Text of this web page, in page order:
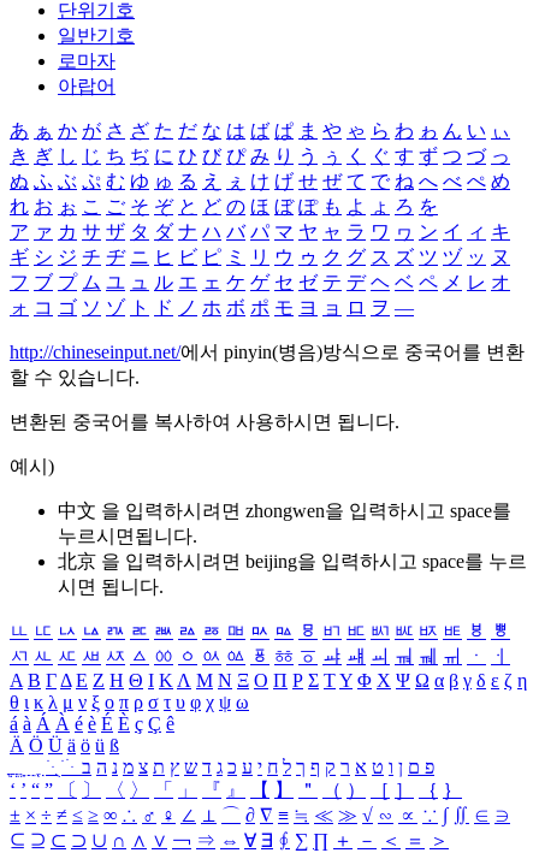
단위기호
일반기호
로마자
아랍어
あ ぁ か が さ ざ た だ な は ば ぱ ま や ゃ ら わ ゎ ん い ぃ
き ぎ し じ ち ぢ に ひ び ぴ み り う ぅ く ぐ す ず つ づ っ
ぬ ふ ぶ ぷ む ゆ ゅ る え ぇ け げ せ ぜ て で ね へ べ ぺ め
れ お ぉ こ ご そ ぞ と ど の ほ ぼ ぽ も よ ょ ろ を
ア ァ カ サ ザ タ ダ ナ ハ バ パ マ ヤ ャ ラ ワ ヮ ン イ ィ キ
ギ シ ジ チ ヂ ニ ヒ ビ ピ ミ リ ウ ゥ ク グ ス ズ ツ ヅ ッ ヌ
フ ブ プ ム ユ ュ ル エ ェ ケ ゲ セ ゼ テ デ ヘ ベ ペ メ レ オ
ォ コ ゴ ソ ゾ ト ド ノ ホ ボ ポ モ ヨ ョ ロ ヲ ―
http://chineseinput.net/에서 pinyin(병음)방식으로 중국어를 변환
할 수 있습니다.
변환된 중국어를 복사하여 사용하시면 됩니다.
예시)
中文 을 입력하시려면 zhongwen을 입력하시고 space를
누르시면됩니다.
北京 을 입력하시려면 beijing을 입력하시고 space를 누르
시면 됩니다.
ㅥ ㅦ ㅧ ㅨ ㅩ ㅪ ㅫ ㅬ ㅭ ㅮ ㅯ ㅰ ㅱ ㅲ ㅳ ㅴ ㅵ ㅶ ㅷ ㅸ
ㅹ
ㅺ ㅻ ㅼ ㅽ ㅾ ㅿ ㆀ ㆁ ㆂ ㆃ ㆄ ㆅ ㆆ ㆇ ㆈ ㆉ ㆊ ㆋ ㆌ ㆍ
ㆎ
Α Β ΓΔ Ε Ζ Η Θ Ι ΚΛ Μ Ν Ξ Ο Π Ρ Σ ΤΥ Φ Χ Ψ Ω α β γ δ ε ζ η
θ ι κ λ μ ν ξ ο π ρ σ τ υ φ χ ψ ω
á à Á À é è É È ç Ç ê
Ä Ö Ü ä ö ü ß
ִֶֹ ֻּ ׁׂ פ ם ן ו ט א ר ק ף ך ל ח י ע כ ג ד ש ץ ת צ מ נ ה ב
‘ ’ “ ” 〔 〕 〈 〉 「 」 『 』 【 】 ＂ （ ） ［ ］ ｛ ｝
± × ÷ ≠ ≤ ≥ ∞ ∴ ♂ ♀ ∠ ⊥ ⌒ ∂ ∇ ≡ ≒ ≪ ≫ √ ∽ ∝ ∵ ∫ ∬ ∈ ∋
⊆ ⊇ ⊂ ⊃ ∪ ∩ ∧ ∨ ￢ ⇒ ⇔ ∀ ∃ ∮ ∑ ∏ ＋ － ＜ ＝
＞